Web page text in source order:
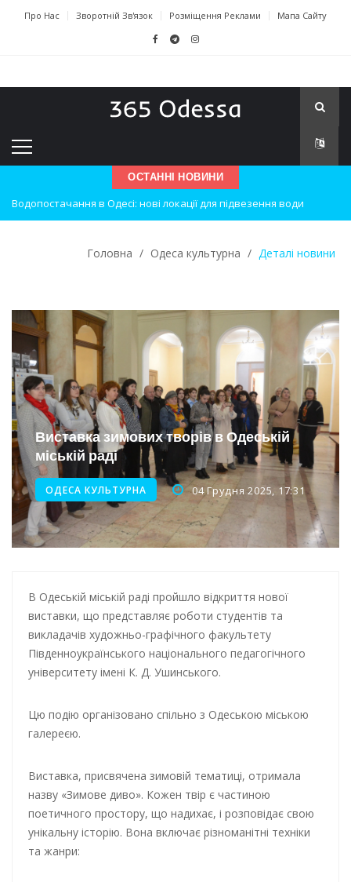
Про Нас Зворотній Зв'язок Розміщення Реклами Мапа Сайту
ОСТАННІ НОВИНИ
Водопостачання в Одесі: нові локації для підвезення води
Нічна атака на Одесу: наслідки вибухів
Новини з Зимової школи інсульту в Швейцарії
Інтеграція ветеранів в українське суспільство
Нічна атака на Одесу: наслідки обстрілу
Енергетична підтримка для Одеси
Головна / Одеса культурна / Деталі новини
Виставка зимових творів в Одеській
міській раді
ОДЕСА КУЛЬТУРНА 04 Грудня 2025, 17:31
В Одеській міській раді пройшло відкриття нової
виставки, що представляє роботи студентів та
викладачів художньо-графічного факультету
Південноукраїнського національного педагогічного
університету імені К. Д. Ушинського.
Цю подію організовано спільно з Одеською міською
галереєю.
Виставка, присвячена зимовій тематиці, отримала
назву «Зимове диво». Кожен твір є частиною
поетичного простору, що надихає, і розповідає свою
унікальну історію. Вона включає різноманітні техніки
та жанри: